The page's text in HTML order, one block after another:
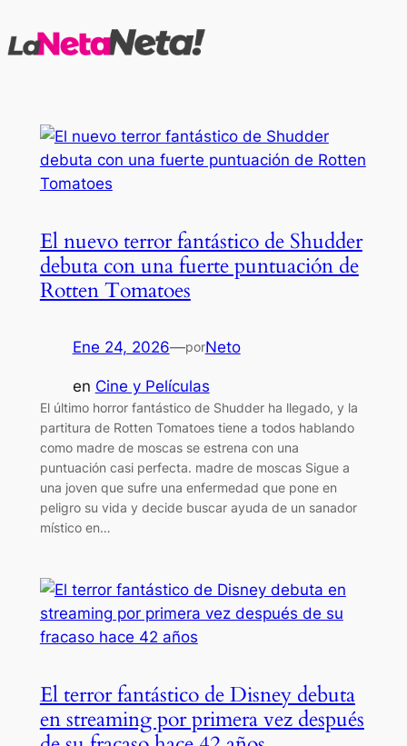
al
El nuevo terror fantástico de Shudder
debuta con una fuerte puntuación de
Rotten Tomatoes
Ene 24, 2026—porNeto
en Cine y Películas
El último horror fantástico de Shudder ha llegado, y la
partitura de Rotten Tomatoes tiene a todos hablando
como madre de moscas se estrena con una
puntuación casi perfecta. madre de moscas Sigue a
una joven que sufre una enfermedad que pone en
peligro su vida y decide buscar ayuda de un sanador
místico en…
El terror fantástico de Disney debuta
en streaming por primera vez después